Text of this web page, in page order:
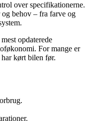
over specifikationerne.
behov – fra farve og
opdaterede
For mange er
har kørt bilen før.